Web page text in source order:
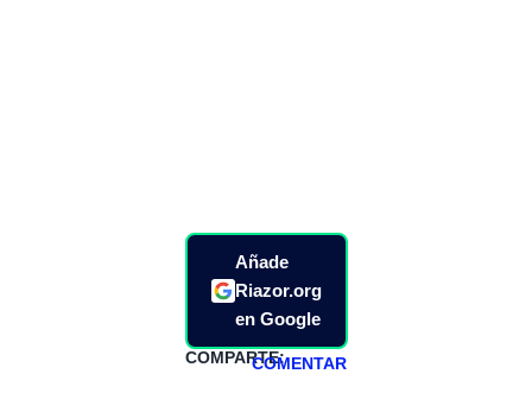
Añade
Riazor.org
en Google
COMPARTE:COMENTAR